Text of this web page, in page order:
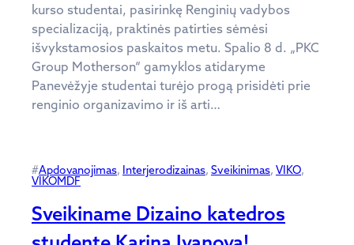
kurso studentai, pasirinkę Renginių vadybos
specializaciją, praktinės patirties sėmėsi
išvykstamosios paskaitos metu. Spalio 8 d. „PKC
Group Motherson“ gamyklos atidaryme
Panevėžyje studentai turėjo progą prisidėti prie
renginio organizavimo ir iš arti…
#Apdovanojimas, Interjerodizainas, Sveikinimas, VIKO
VIKOMDF
Sveikiname Dizaino katedros